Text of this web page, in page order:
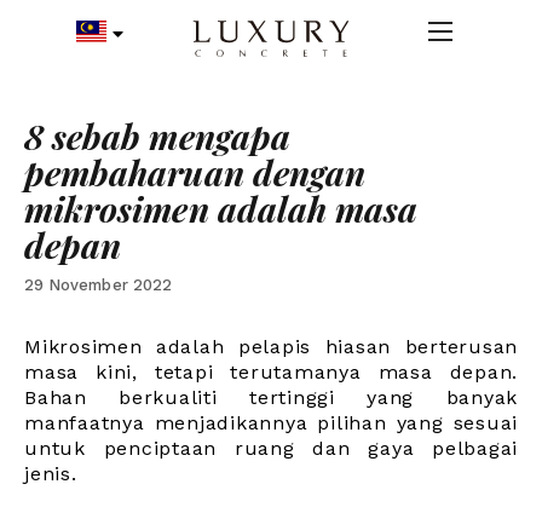
8 sebab mengapa
pembaharuan dengan
mikrosimen adalah masa
depan
29 November 2022
Mikrosimen adalah pelapis hiasan berterusan
masa kini, tetapi terutamanya masa depan.
Bahan berkualiti tertinggi yang banyak
manfaatnya menjadikannya pilihan yang sesuai
untuk penciptaan ruang dan gaya pelbagai
jenis.